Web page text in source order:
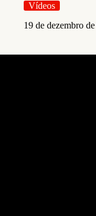
Vídeos
19 de dezembro